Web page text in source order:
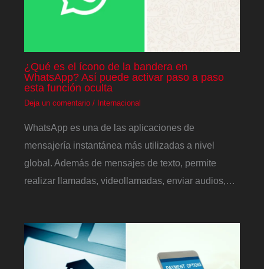
¿Qué es el ícono de la bandera en
WhatsApp? Así puede activar paso a paso
esta función oculta
Deja un comentario / Internacional
WhatsApp es una de las aplicaciones de
mensajería instantánea más utilizadas a nivel
global. Además de mensajes de texto, permite
realizar llamadas, videollamadas, enviar audios,…